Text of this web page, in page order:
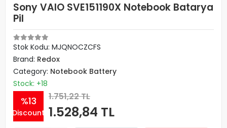
Sony VAIO SVE151190X Notebook Batarya
Pil
Stok Kodu: MJQNOCZCFS
Brand: Redox
Category: Notebook Battery
Stock: +18
%13
Discount
1.751,22 TL
1.528,84 TL